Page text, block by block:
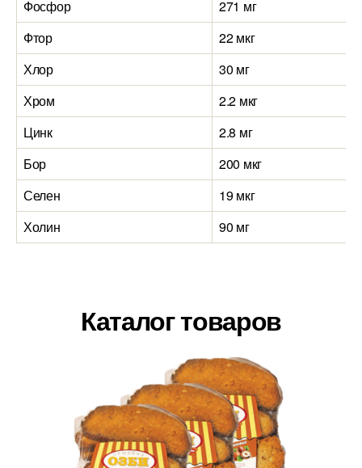
Фосфор
271 мг
Фтор
22 мкг
Хлор
30 мг
Хром
2.2 мкг
Цинк
2.8 мг
Бор
200 мкг
Селен
19 мкг
Холин
90 мг
Каталог товаров